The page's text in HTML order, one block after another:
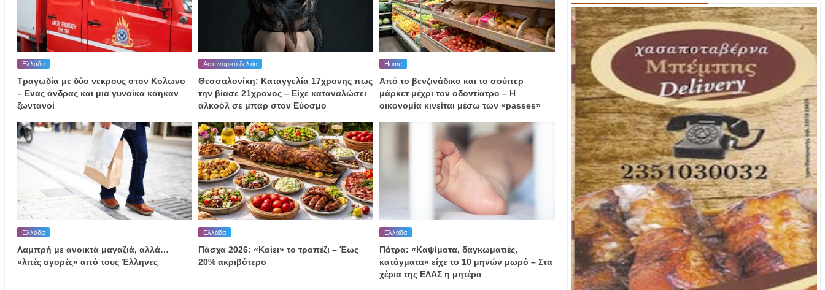
Ελλάδα
Τραγωδία με δύο νεκρους στον Κολωνο
– Ενας άνδρας και μια γυναίκα κάηκαν
ζωντανοί
Αστυνομικό δελτίο
Θεσσαλονίκη: Καταγγελία 17χρονης πως
την βίασε 21χρονος – Είχε καταναλώσει
αλκοόλ σε μπαρ στον Εύοσμο
Home
Από το βενζινάδικο και το σούπερ
μάρκετ μέχρι τον οδοντίατρο – H
οικονομία κινείται μέσω των «passes»
Ελλάδα
Λαμπρή με ανοικτά μαγαζιά, αλλά…
«λιτές αγορές» από τους Έλληνες
Ελλάδα
Πάσχα 2026: «Καίει» το τραπέζι – Έως
20% ακριβότερο
Ελλάδα
Πάτρα: «Καψίματα, δαγκωματιές,
κατάγματα» είχε το 10 μηνών μωρό – Στα
χέρια της ΕΛΑΣ η μητέρα